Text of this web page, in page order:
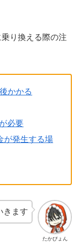
り換える際の注
かかる
必要
が発生する場
たかぴょん
きます